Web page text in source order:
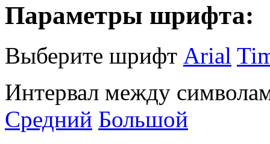
Параметры шрифта:
Выберите шрифт Arial
Интервал между
Средний Большой